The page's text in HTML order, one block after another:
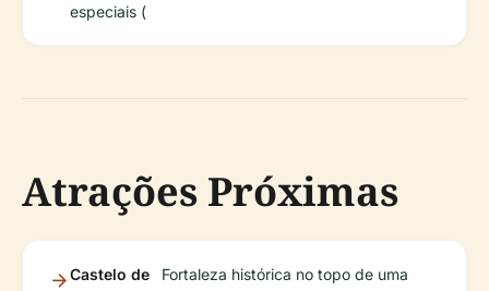
especiais (
Atrações Próximas
Castelo de
Fortaleza histórica no topo de uma